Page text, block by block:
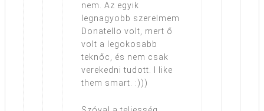
nem. Az egyik
legnagyobb szerelmem
Donatello volt, mert ő
volt a legokosabb
teknőc, és nem csak
verekedni tudott. I like
them smart. :)))